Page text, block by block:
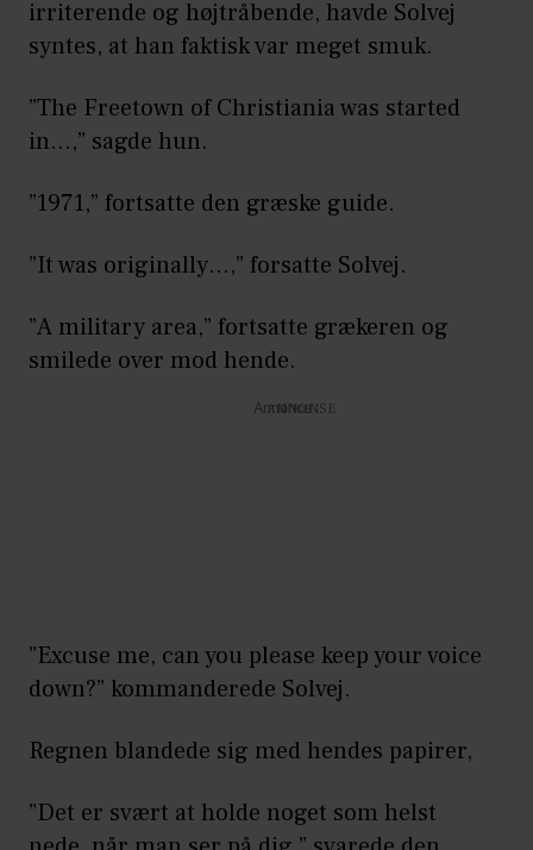
irriterende og højtråbende, havde Solvej
syntes, at han faktisk var meget smuk.
”The Freetown of Christiania was started
in…,” sagde hun.
”1971,” fortsatte den græske guide.
”It was originally…,” forsatte Solvej.
”A military area,” fortsatte grækeren og
smilede over mod hende.
Annonce
”Excuse me, can you please keep your voice
down?” kommanderede Solvej.
Regnen blandede sig med hendes papirer,
”Det er svært at holde noget som helst